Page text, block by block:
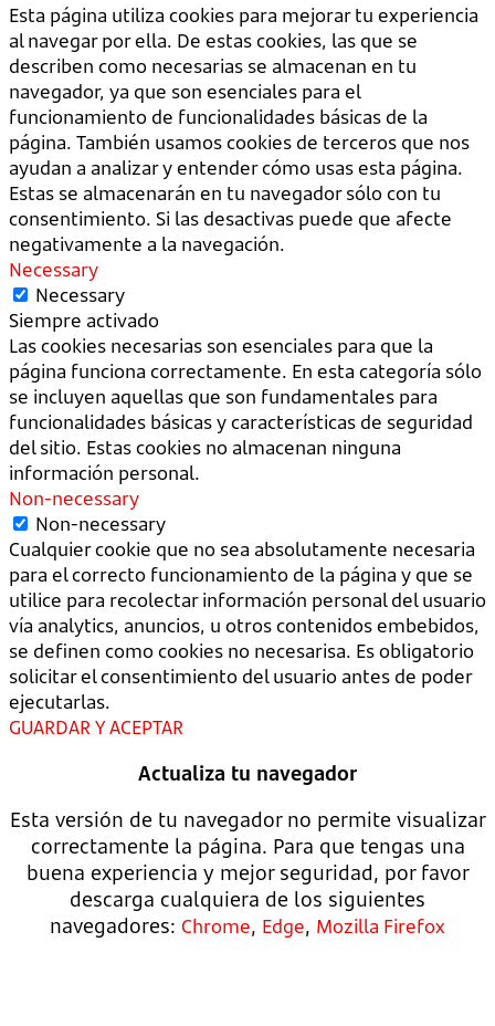
Esta página utiliza cookies para mejorar tu experiencia
al navegar por ella. De estas cookies, las que se
describen como necesarias se almacenan en tu
navegador, ya que son esenciales para el
funcionamiento de funcionalidades básicas de la
página. También usamos cookies de terceros que nos
ayudan a analizar y entender cómo usas esta página.
Estas se almacenarán en tu navegador sólo con tu
consentimiento. Si las desactivas puede que afecte
negativamente a la navegación.
Necessary
Necessary
Siempre activado
Las cookies necesarias son esenciales para que la
página funciona correctamente. En esta categoría sólo
se incluyen aquellas que son fundamentales para
funcionalidades básicas y características de seguridad
del sitio. Estas cookies no almacenan ninguna
información personal.
Non-necessary
Non-necessary
Cualquier cookie que no sea absolutamente necesaria
para el correcto funcionamiento de la página y que se
utilice para recolectar información personal del usuario
vía analytics, anuncios, u otros contenidos embebidos,
se definen como cookies no necesarisa. Es obligatorio
solicitar el consentimiento del usuario antes de poder
ejecutarlas.
GUARDAR Y ACEPTAR
Actualiza tu navegador
Esta versión de tu navegador no permite visualizar
correctamente la página. Para que tengas una
buena experiencia y mejor seguridad, por favor
descarga cualquiera de los siguientes
navegadores: Chrome, Edge, Mozilla Firefox